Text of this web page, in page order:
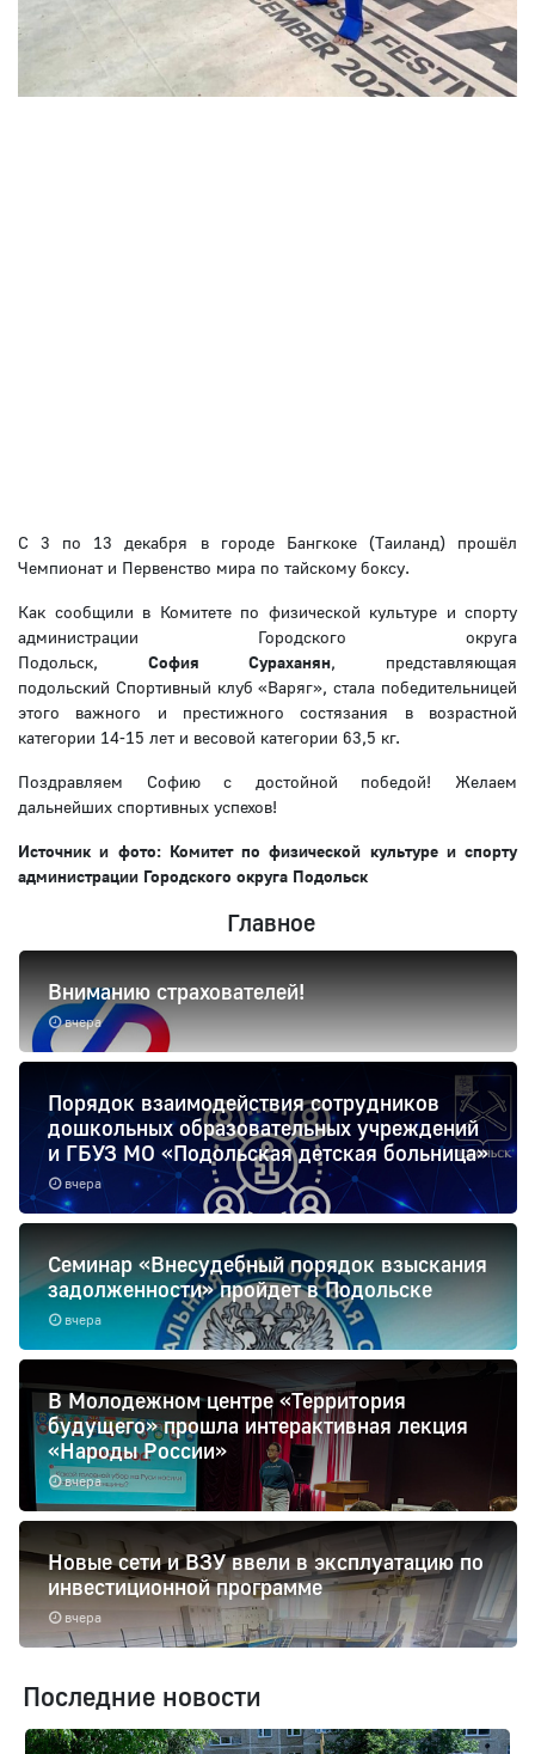
С 3 по 13 декабря в городе Бангкоке (Таиланд) прошёл
Чемпионат и Первенство мира по тайскому боксу.
Как сообщили в Комитете по физической культуре и спорту
администрации Городского округа
Подольск, София Сураханян, представляющая
подольский Спортивный клуб «Варяг», стала победительницей
этого важного и престижного состязания в возрастной
категории 14-15 лет и весовой категории 63,5 кг.
Поздравляем Софию с достойной победой! Желаем
дальнейших спортивных успехов!
Источник и фото: Комитет по физической культуре и спорту
администрации Городского округа Подольск
Главное
вчера
Вниманию страхователей!
вчера
Порядок взаимодействия сотрудников
дошкольных образовательных учреждений
и ГБУЗ МО «Подольская детская больница»
вчера
Семинар «Внесудебный порядок взыскания
задолженности» пройдет в Подольске
вчера
В Молодежном центре «Территория
будущего» прошла интерактивная лекция
«Народы России»
вчера
Новые сети и ВЗУ ввели в эксплуатацию по
инвестиционной программе
Последние новости